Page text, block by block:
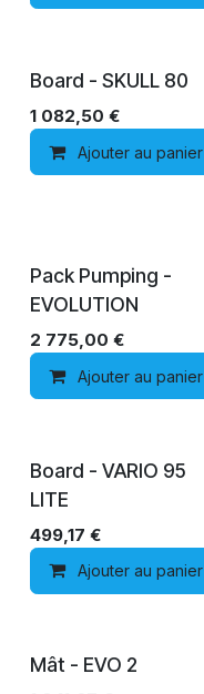
Board - SKULL 80
1 082,50 €
Ajouter au panier
Pack Pumping -
EVOLUTION
2 775,00 €
Ajouter au panier
Board - VARIO 95
LITE
499,17 €
Ajouter au panier
Mât - EVO 2